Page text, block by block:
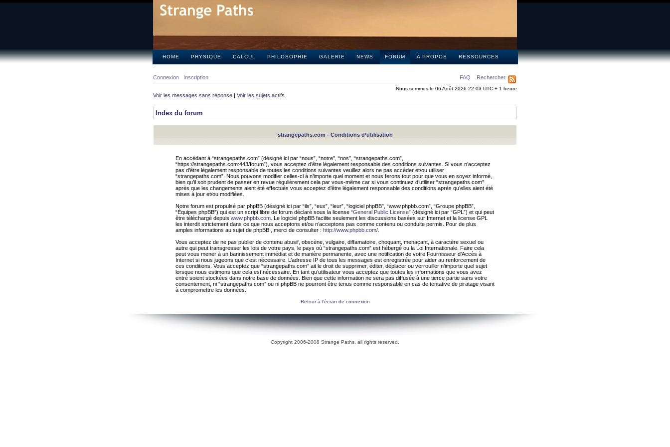
HOME PHYSIQUE CALCUL PHILOSOPHIE GALERIE NEWS FORUM A PROPOS RESSOURCES
FAQ Rechercher
Connexion Inscription
Nous sommes le 06 Août 2026 22:03 UTC + 1 heure
Voir les messages sans réponse | Voir les sujets actifs
Index du forum
strangepaths.com - Conditions d’utilisation
En accédant à “strangepaths.com” (désigné ici par “nous”, “notre”, “nos”, “strangepaths.com”,
“https://strangepaths.com:443/forum”), vous acceptez d’être légalement responsable des conditions suivantes. Si vous n’acceptez
pas d’être légalement responsable de toutes les conditions suivantes veuillez alors ne pas accéder et/ou utiliser
“strangepaths.com”. Nous pouvons modifier celles-ci à n’importe quel moment et nous ferons tout pour que vous en soyez informé,
bien qu’il soit prudent de passer en revue régulièrement cela par vous-même car si vous continuez d’utiliser “strangepaths.com”
après que les changements aient été effectués vous acceptez d’être légalement responsable des conditions après qu’elles aient été
mises à jour et/ou modifiées.
Notre forum est propulsé par phpBB (désigné ici par “ils”, “eux”, “leur”, “logiciel phpBB”, “www.phpbb.com”, “Groupe phpBB”,
“Équipes phpBB”) qui est un script libre de forum déclaré sous la license “General Public License” (désigné ici par “GPL”) et qui peut
être téléchargé depuis www.phpbb.com . Le logiciel phpBB facilite seulement les discussions basées sur Internet et la license GPL
les interdit strictement dans ce que nous acceptons et/ou n’acceptons pas comme contenu ou conduite permis. Pour de plus
amples informations au sujet de phpBB , merci de consulter : http://www.phpbb.com/
Vous acceptez de ne pas publier de contenu abusif, obscène, vulgaire, diffamatoire, choquant, menaçant, à caractère sexuel ou
autre qui peut transgresser les lois de votre pays, le pays où “strangepaths.com” est hébergé ou la Loi Internationale. Faire cela
peut vous mener à un bannissement immédiat et de manière permanente, avec une notification de votre Fournisseur d’Accès à
Internet si nous jugeons que c’est nécessaire. L’adresse IP de tous les messages est enregistrée pour aider au renforcement de
ces conditions. Vous acceptez que “strangepaths.com” ait le droit de supprimer, éditer, déplacer ou verrouiller n’importe quel sujet
lorsque nous estimons que cela est nécessaire. En tant qu’utilisateur vous acceptez que toutes les informations que vous avez
entré soient stockées dans notre base de données. Bien que cette information ne sera pas diffusée à une tierce partie sans votre
consentement, ni “strangepaths.com” ou ni phpBB ne pourront être tenus comme responsable en cas de tentative de piratage visant
à compromettre les données.
Retour à l’écran de connexion
Copyright 2006-2008 Strange Paths, all rights reserved.